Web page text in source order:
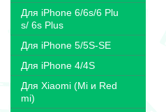
Для iPhone 6/6s/6 Plu
s/ 6s Plus
Для iPhone 5/5S-SE
Для iPhone 4/4S
Для Xiaomi (Mi и Red
mi)